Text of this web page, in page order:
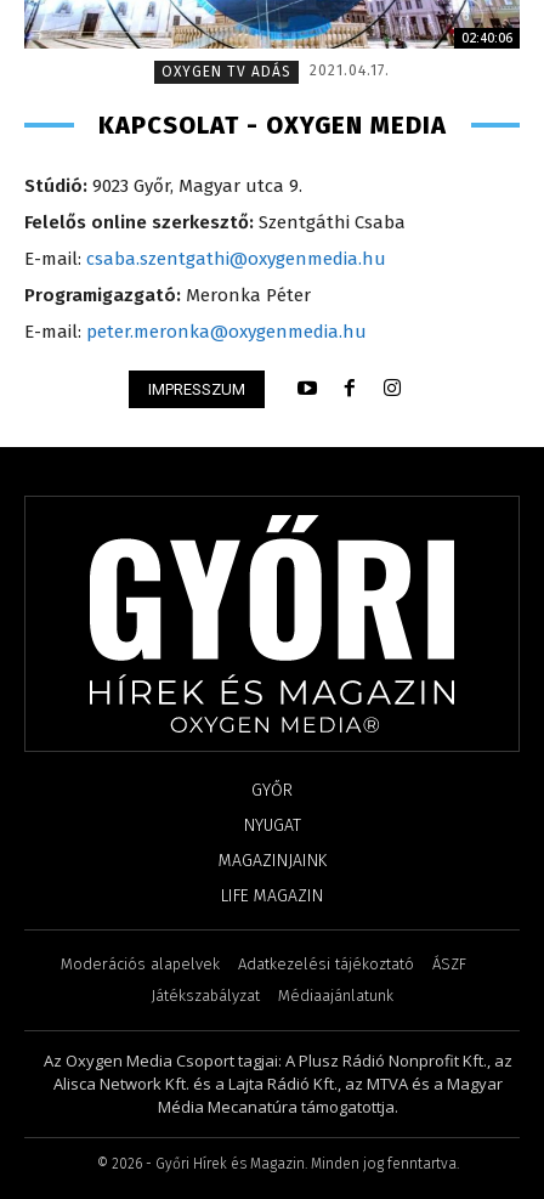
02:40:06
OXYGEN TV ADÁS
2021.04.17.
KAPCSOLAT - OXYGEN MEDIA
Stúdió: 9023 Győr, Magyar utca 9.
Felelős online szerkesztő: Szentgáthi Csaba
E-mail: csaba.szentgathi@oxygenmedia.hu
Programigazgató: Meronka Péter
E-mail: peter.meronka@oxygenmedia.hu
IMPRESSZUM
GYŐR
NYUGAT
MAGAZINJAINK
LIFE MAGAZIN
Moderációs alapelvek Adatkezelési tájékoztató
ÁSZF
Játékszabályzat
Médiaajánlatunk
Az Oxygen Media Csoport tagjai: A Plusz Rádió Nonprofit Kft., az
Alisca Network Kft. és a Lajta Rádió Kft., az MTVA és a Magyar
Média Mecanatúra támogatottja.
© 2026 - Győri Hírek és Magazin. Minden jog fenntartva.